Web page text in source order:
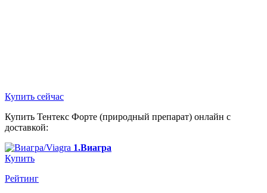
Купить сейчас
Купить Тентекс Форте (природный препарат) онлайн с
доставкой:
1.Виагра
Купить
Рейтинг